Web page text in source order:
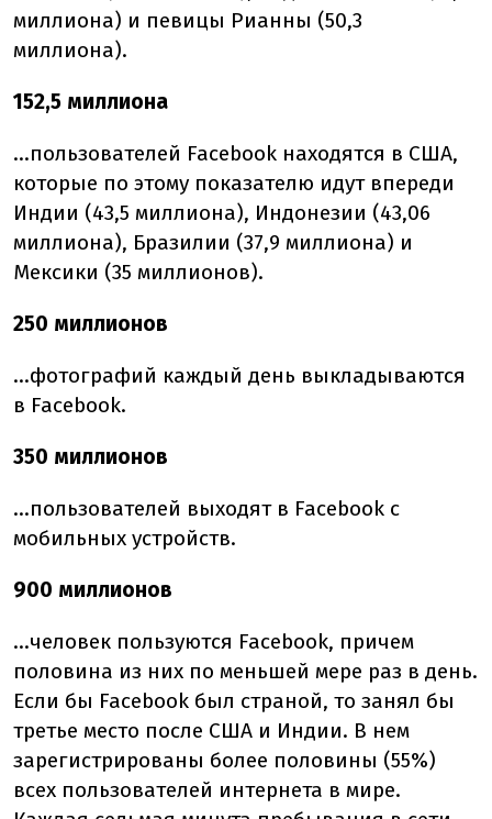
миллиона) и певицы Рианны (50,3
миллиона).
152,5 миллиона
...пользователей Facebook находятся в США,
которые по этому показателю идут впереди
Индии (43,5 миллиона), Индонезии (43,06
миллиона), Бразилии (37,9 миллиона) и
Мексики (35 миллионов).
250 миллионов
...фотографий каждый день выкладываются
в Facebook.
350 миллионов
...пользователей выходят в Facebook с
мобильных устройств.
900 миллионов
...человек пользуются Facebook, причем
половина из них по меньшей мере раз в день.
Если бы Facebook был страной, то занял бы
третье место после США и Индии. В нем
зарегистрированы более половины (55%)
всех пользователей интернета в мире.